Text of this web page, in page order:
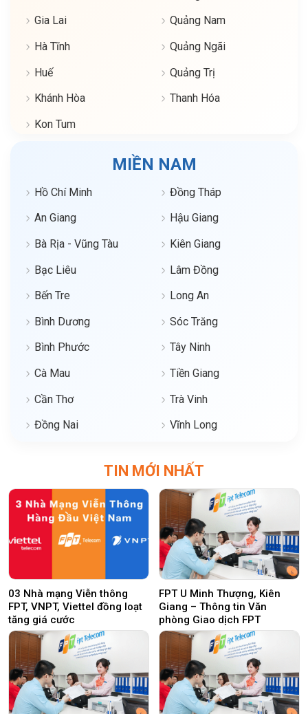
Gia Lai
Hà Tĩnh
Huế
Khánh Hòa
Kon Tum
Quảng Nam
Quảng Ngãi
Quảng Trị
Thanh Hóa
MIỀN NAM
Hồ Chí Minh
An Giang
Bà Rịa - Vũng Tàu
Bạc Liêu
Bến Tre
Bình Dương
Bình Phước
Cà Mau
Cần Thơ
Đồng Nai
Đồng Tháp
Hậu Giang
Kiên Giang
Lâm Đồng
Long An
Sóc Trăng
Tây Ninh
Tiền Giang
Trà Vinh
Vĩnh Long
TIN MỚI NHẤT
03 Nhà mạng Viễn thông
FPT, VNPT, Viettel đồng loạt
tăng giá cước
FPT U Minh Thượng, Kiên
Giang – Thông tin Văn
phòng Giao dịch FPT